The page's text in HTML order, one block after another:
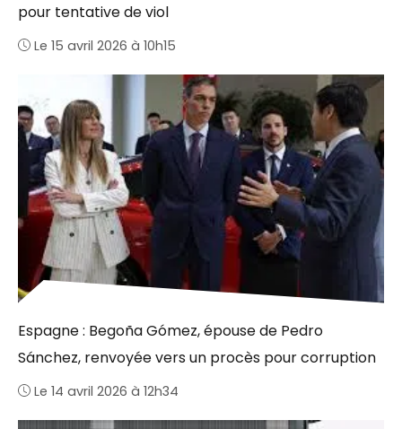
pour tentative de viol
Le 15 avril 2026 à 10h15
Espagne : Begoña Gómez, épouse de Pedro
Sánchez, renvoyée vers un procès pour corruption
Le 14 avril 2026 à 12h34